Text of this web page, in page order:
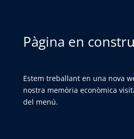
Pàgina en
Estem treballant en una nova
nostra memòria econòmica
del menú.